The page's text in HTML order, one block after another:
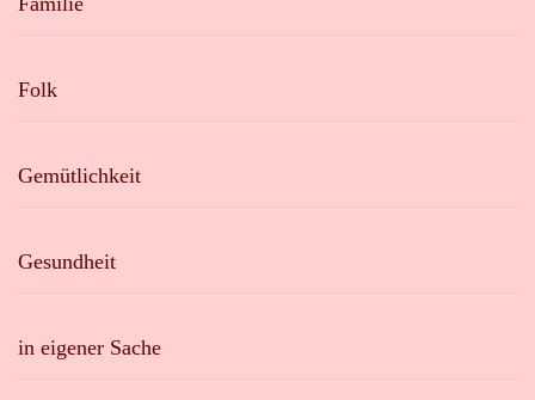
Folk
Gemütlichkeit
Gesundheit
in eigener Sache